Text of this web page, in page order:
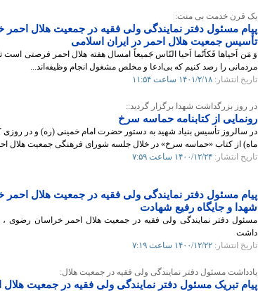
یک قرن خدمت بی منت:
پیام مسئول دفتر نمایندگی ولی فقیه در جمعیت هلال
تأسیس جمعیت هلال احمر در ایران اسلامی
وَ مَن اَحياها فَكاَنّما اَحیا النّاس جَميعاً امسال هفته هلال احمر فرصتی
مردمانی را رصد کنیم که بی‌ادعا و مخلص مشغول انجام وظیفه‌اند...
تاریخ انتشار: ۱۴۰۱/۲/۱۸ ساعت ۱۱:۵۴
در روز بزرگداشت شهدا برگزار گردید::
رونمایی از کتابنامه حماسه سرخ
ماه) از کتاب «حماسه سرخ» در خلال جلسه شورای فرهنگی جمعیت هلال
تاریخ انتشار: ۱۴۰۰/۱۲/۲۴ ساعت ۷:۵۹
پیام مسئول دفتر نمایندگی ولی فقیه در جمعیت هلال
شهدا و جایگاه رفیع شهادت
مسئول دفتر نمایندگی ولی فقیه در جمعیت هلال احمر خراسان رضوی
داشت
تاریخ انتشار: ۱۴۰۰/۱۲/۲۲ ساعت ۷:۱۹
یادداشت مسئول دفتر نمایندگی ولی فقیه در جمعیت هلال:
پیام تبریک مسئول دفتر نمایندگی ولی فقیه در جمعیت